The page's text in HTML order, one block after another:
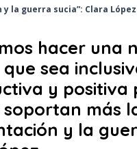
la guerra sucia”: Clara López
hacer una
sea
y positiva
soportan más
y la